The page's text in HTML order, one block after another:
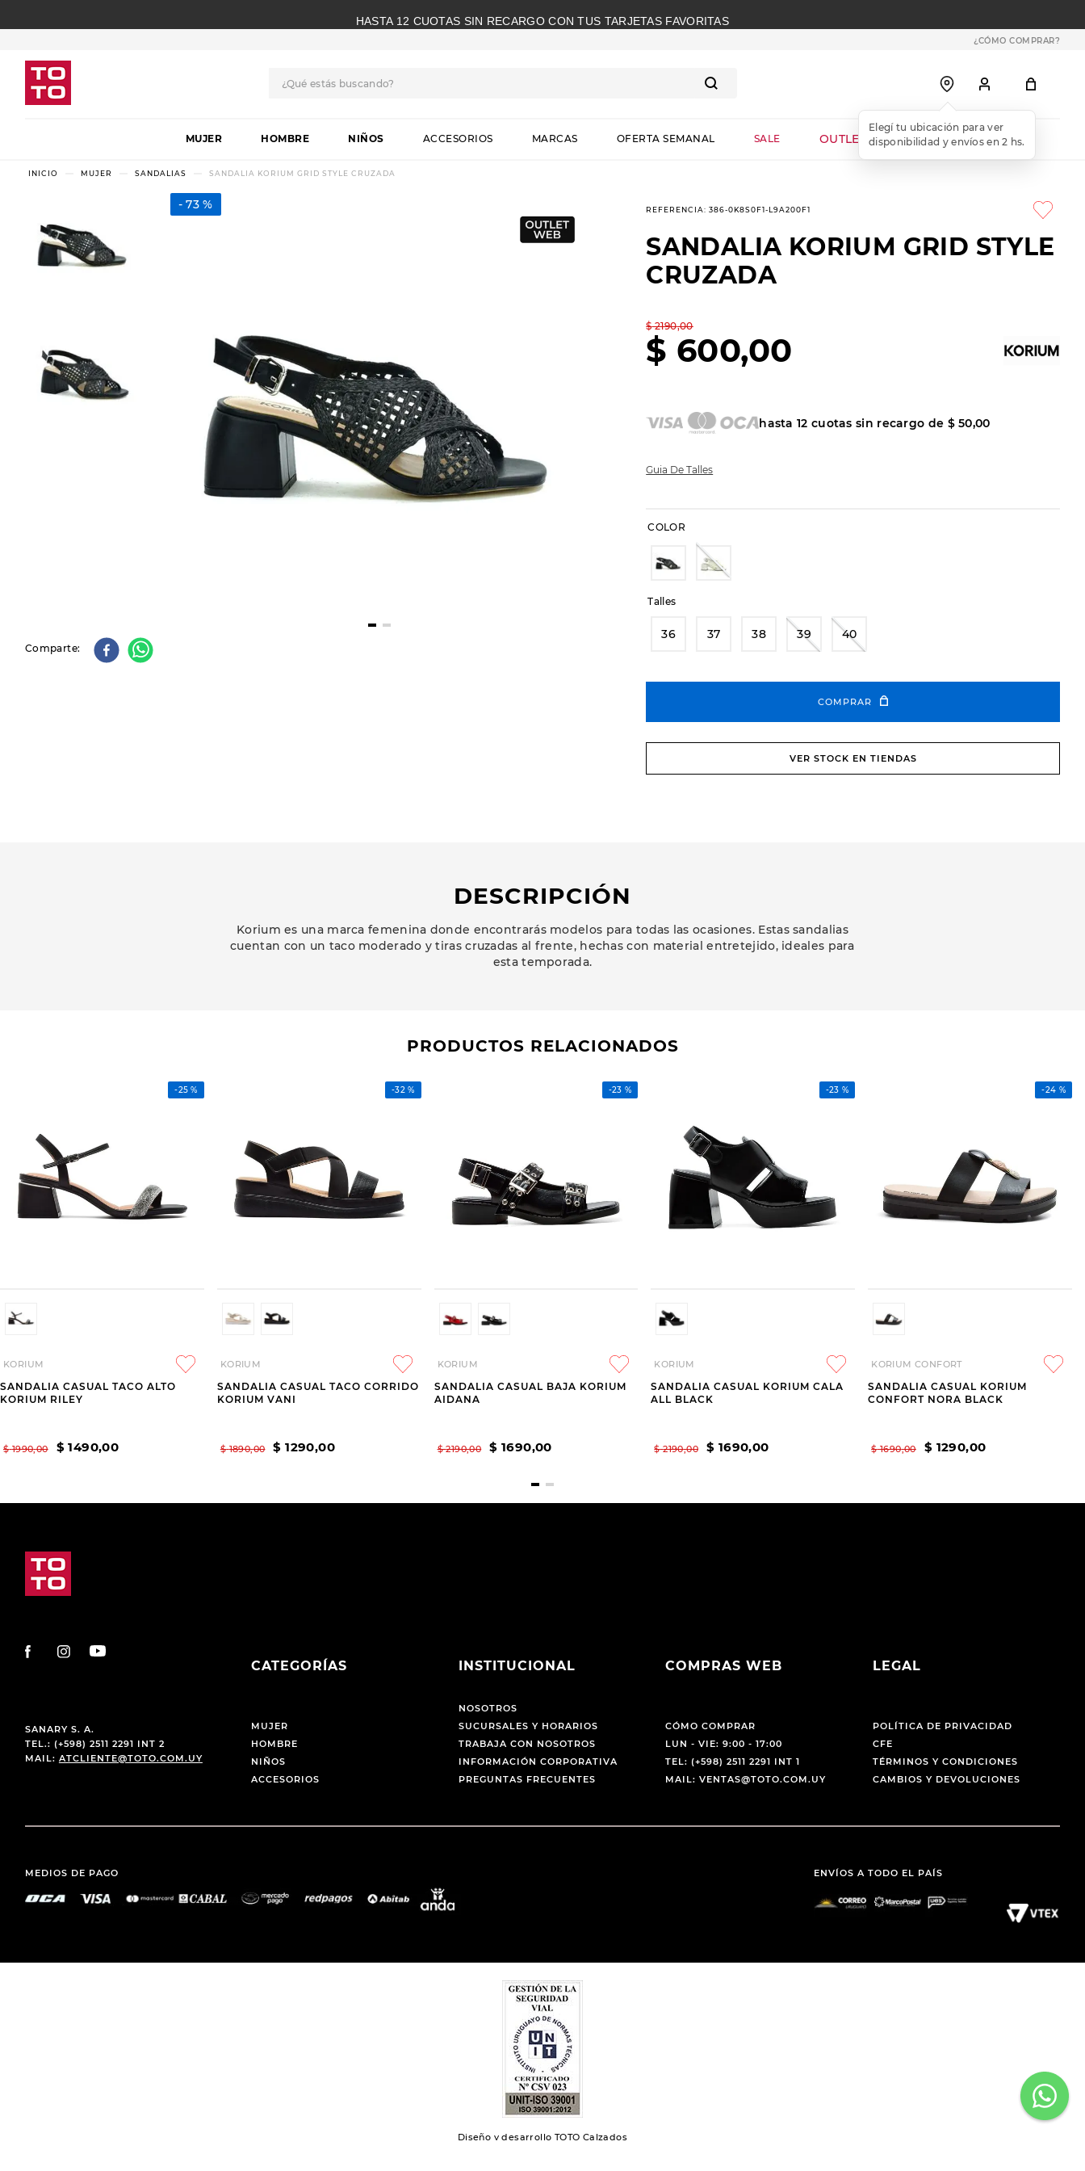
HASTA 12 CUOTAS SIN RECARGO CON TUS TARJETAS FAVORITAS
¿CÓMO COMPRAR?
MUJER HOMBRE NIÑOS ACCESORIOS MARCAS OFERTA SEMANAL SALE OUTLET WEB
MUJER SANDALIAS SANDALIA KORIUM GRID STYLE CRUZADA
73 %
Comparte
REFERENCIA:386-0K8S0F1-L9A200F1
SANDALIA KORIUM GRID STYLE
CRUZADA
$ 2190,00
$ 600,00
hasta12 cuotas sin recargo de $ 50,00
Guia De Talles
COLOR
Talles
36 37 38 39 40
COMPRAR
VER STOCK EN TIENDAS
DESCRIPCIÓN
Korium es una marca femenina donde encontrarás modelos para todas las ocasiones. Estas sandalias
cuentan con un taco moderado y tiras cruzadas al frente, hechas con material entretejido, ideales para
esta temporada.
PRODUCTOS RELACIONADOS
-25 %
KORIUM
SANDALIA CASUAL TACO ALTO
KORIUM RILEY
$ 1990,00 $ 1490,00
-32 %
KORIUM
SANDALIA CASUAL TACO CORRIDO
KORIUM VANI
$ 1890,00 $ 1290,00
-23 %
KORIUM
SANDALIA CASUAL BAJA KORIUM
AIDANA
$ 2190,00 $ 1690,00
-23 %
KORIUM
SANDALIA CASUAL KORIUM CALA
ALL BLACK
$ 2190,00 $ 1690,00
-24 %
KORIUM CONFORT
SANDALIA CASUAL KORIUM
CONFORT NORA BLACK
$ 1690,00 $ 1290,00
SANARY S. A.
TEL.: (+598) 2511 2291 INT 2
MAIL: ATCLIENTE@TOTO.COM.UY
CATEGORÍAS
MUJER
HOMBRE
NIÑOS
ACCESORIOS
INSTITUCIONAL
NOSOTROS
SUCURSALES Y HORARIOS
TRABAJA CON NOSOTROS
INFORMACIÓN CORPORATIVA
PREGUNTAS FRECUENTES
COMPRAS WEB
CÓMO COMPRAR
LUN - VIE: 9:00 - 17:00
TEL: (+598) 2511 2291 INT 1
MAIL: VENTAS@TOTO.COM.UY
LEGAL
POLÍTICA DE PRIVACIDAD
CFE
TÉRMINOS Y CONDICIONES
CAMBIOS Y DEVOLUCIONES
MEDIOS DE PAGO ENVÍOS A TODO EL PAÍS
Diseño y desarrollo TOTO Calzados
1.
botas
2 .
skechers
3.
8.
sandalias
9.
slip-ins
10. botas dama